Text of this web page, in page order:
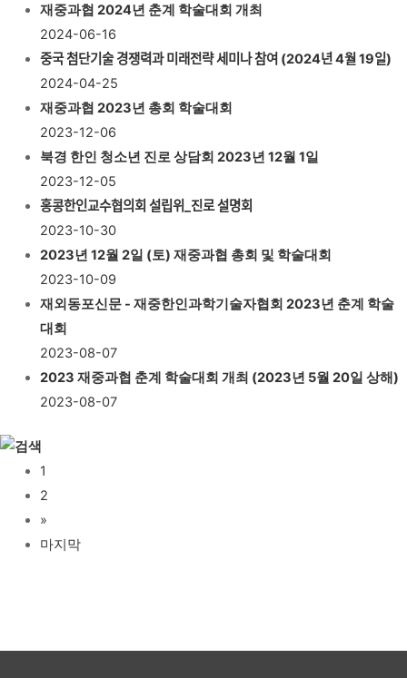
재중과협 2024년 춘계 학술대회 개최
2024-06-16
중국 첨단기술 경쟁력과 미래전략 세미나 참여 (2024년 4월 19일)
2024-04-25
재중과협 2023년 총회 학술대회
2023-12-06
북경 한인 청소년 진로 상담회 2023년 12월 1일
2023-12-05
홍콩한인교수협의회 설립위_진로 설명회
2023-10-30
2023년 12월 2일 (토) 재중과협 총회 및 학술대회
2023-10-09
재외동포신문 - 재중한인과학기술자협회 2023년 춘계 학술
대회
2023-08-07
2023 재중과협 춘계 학술대회 개최 (2023년 5월 20일 상해)
2023-08-07
1
2
»
마지막